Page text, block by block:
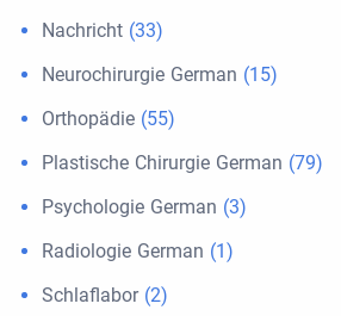
Nachricht (33)
Neurochirurgie German (15)
Orthopädie (55)
Plastische Chirurgie German (79)
Psychologie German (3)
Radiologie German (1)
Schlaflabor(2)